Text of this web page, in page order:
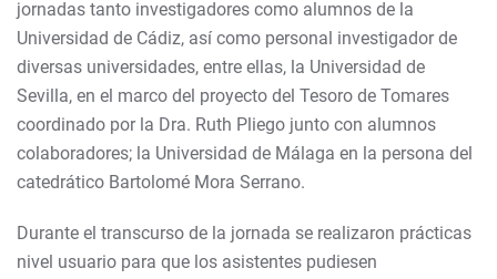
jornadas tanto investigadores como alumnos de la
Universidad de Cádiz, así como personal investigador de
diversas universidades, entre ellas, la Universidad de
Sevilla, en el marco del proyecto del Tesoro de Tomares
coordinado por la Dra. Ruth Pliego junto con alumnos
colaboradores; la Universidad de Málaga en la persona del
catedrático Bartolomé Mora Serrano.
Durante el transcurso de la jornada se realizaron prácticas
nivel usuario para que los asistentes pudiesen